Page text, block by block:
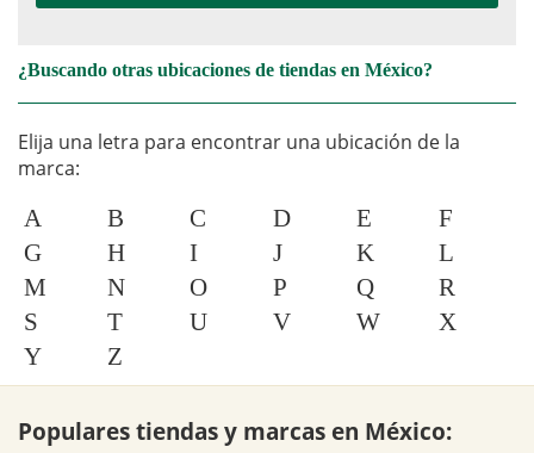
¿Buscando otras ubicaciones de tiendas en México?
Elija una letra para encontrar una ubicación de la
marca:
A B C D E
F
G
H I J K
L
M
N O P Q
R
S
T U V W
X
Y
Z
Populares tiendas y marcas en México: